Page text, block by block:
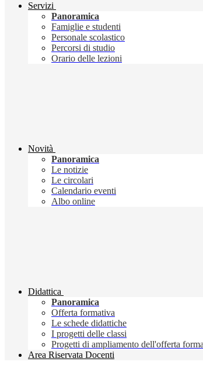
Servizi
Panoramica
Famiglie e studenti
Personale scolastico
Percorsi di studio
Orario delle lezioni
Novità
Panoramica
Le notizie
Le circolari
Calendario eventi
Albo online
Didattica
Panoramica
Offerta formativa
Le schede didattiche
I progetti delle classi
Progetti di ampliamento dell'offerta
Area Riservata Docenti